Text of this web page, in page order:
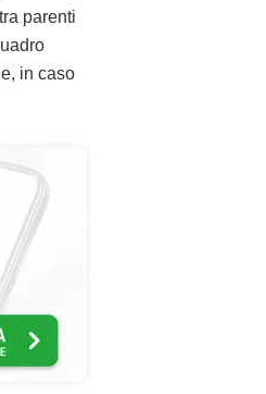
parenti
in caso